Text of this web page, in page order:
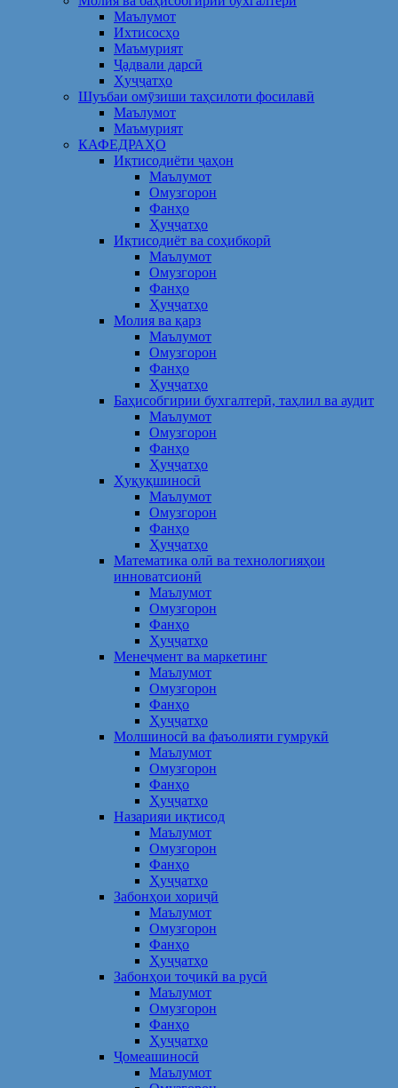
Маълумот
Ихтисосҳо
Маъмурият
Ҷадвали дарсӣ
Ҳуҷҷатҳо
Шуъбаи омӯзиши таҳсилоти фосилавӣ
Маълумот
Маъмурият
КАФЕДРАҲО
Иқтисодиёти ҷаҳон
Маълумот
Омузгорон
Фанҳо
Ҳуҷҷатҳо
Иқтисодиёт ва соҳибкорӣ
Маълумот
Омузгорон
Фанҳо
Ҳуҷҷатҳо
Молия ва қарз
Маълумот
Омузгорон
Фанҳо
Ҳуҷҷатҳо
Баҳисобгирии бухгалтерӣ, таҳлил ва аудит
Маълумот
Омузгорон
Фанҳо
Ҳуҷҷатҳо
Ҳуқуқшиносӣ
Маълумот
Омузгорон
Фанҳо
Ҳуҷҷатҳо
Математика олӣ ва технологияҳои
инноватсионӣ
Маълумот
Омузгорон
Фанҳо
Ҳуҷҷатҳо
Менеҷмент ва маркетинг
Маълумот
Омузгорон
Фанҳо
Ҳуҷҷатҳо
Молшиносӣ ва фаъолияти гумрукӣ
Маълумот
Омузгорон
Фанҳо
Ҳуҷҷатҳо
Назарияи иқтисод
Маълумот
Омузгорон
Фанҳо
Ҳуҷҷатҳо
Забонҳои хориҷӣ
Маълумот
Омузгорон
Фанҳо
Ҳуҷҷатҳо
Забонҳои тоҷикӣ ва русӣ
Маълумот
Омузгорон
Фанҳо
Ҳуҷҷатҳо
Ҷомеашиносӣ
Маълумот